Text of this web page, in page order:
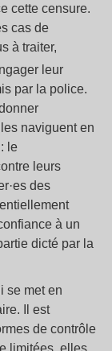
cette censure.
cas de
à traiter,
leur
par la police.
naviguent en
le
leurs
des
à un
dicté par la
se met en
Il est
de contrôle
limitées, elles